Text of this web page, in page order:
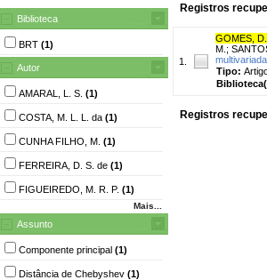
Biblioteca
BRT (1)
Autor
AMARAL, L. S. (1)
COSTA, M. L. L. da (1)
CUNHA FILHO, M. (1)
FERREIRA, D. S. de (1)
FIGUEIREDO, M. R. P. (1)
Mais...
Assunto
Componente principal (1)
Distância de Chebyshev (1)
Registros
1.
GOMES,
M. ;
Tipo:
Registros